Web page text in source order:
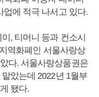
업에 적극 나서고 있다.
, 티머니 등과 컨소시
역화폐인 서울사랑상
다. 서울사랑상품권은
았는데 2022년 1월부
됐다.